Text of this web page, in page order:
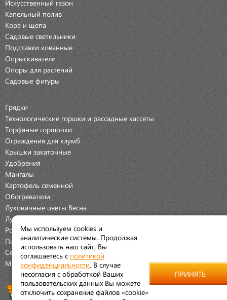
Искусственный газон
Капельный полив
Кора и щепа
Садовые светильники
Подставки кованные
Опрыскиватели
Опоры для растений
Садовые фигуры
Грядки
Технологические горшки и рассадные кассеты
Торфяные горшочки
Ограждения для клумб
Крышки закаточные
Удобрения
Мангалы
Картофель семенной
Обогреватели
Луковичные цветы Весна
Луковичные цветы Осень
Розы
Пионы
Семена Овощей
Мраморная крошка
Мы используем cookies и
аналитические системы. Продолжая
использовать наш сайт, Вы
соглашаетесь с политикой
конфиденциальности . В случае
несогласия с обработкой Ваших
пользовательских данных Вы можете
отключить сохранение файлов «cookie»
ПРИНЯТЬ